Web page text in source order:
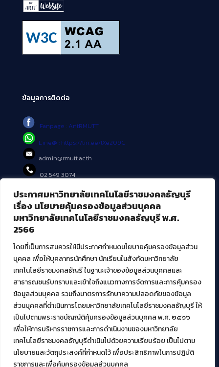
ประกาศมหาวิทยาลัยเทคโนโลยีราชมงคลธัญบุรี
เรื่อง นโยบายคุ้มครองข้อมูลส่วนบุคคล
มหาวิทยาลัยเทคโนโลยีราชมงคลธัญบุรี พ.ศ.
2566
โดยที่เป็นการสมควรให้มีประกาศกำหนดนโยบายคุ้มครองข้อมูลส่วน
บุคคล เพื่อให้บุคลากรนักศึกษา นักเรียนในสังกัดมหาวิทยาลัย
เทคโนโลยีราชมงคลธัญรี ในฐานะเจ้าของข้อมูลส่วนบุคคลและ
สาธารณชนรับทราบและเข้าใจถึงแนวทางการจัดการและการคุ้มครอง
ข้อมูลส่วนบุคคล รวมถึงมาตรการรักษาความปลอดภัยของข้อมูล
ส่วนบุคคลที่ดำเนินการโดยมหาวิทยาลัยเทคโนโลยีราชมงคลธัญบุรี ให้
เป็นไปตามพระราชบัญญัติคุ้มครองข้อมูลส่วนบุคคล พ.ศ. ๒๕๖๖
เพื่อให้การบริหารราชการและการดำเนินงานของมหาวิทยาลัย
เทคโนโลยีราชมงคลธัญบุรีดำเนินไปด้วยความเรียบร้อย เป็นไปตาม
นโยบายและวัตถุประสงค์ที่กำหนดไว้ เพื่อประสิทธิภาพในการปฏิบัติ
ราชการและเพื่อคุ้มครองข้อมูลส่วนบุคคล
ข้อมูลการติดต่อ
Fanpage : AritRMUTT
Line@ : https://lin.ee/tXe209C
admin@rmutt.ac.th
02 549 3074
บริการอื่นๆ ของ สวส.
ศูนย์สื่อดิจิทัล
ศูนย์นวัตกรรมและความรู้
สมัยใหม่ (MoSeC)
งานบริการวิชาการให้กับหน่วยงานภายนอก
โครงการส่งเสริมและพัฒนาผู้ประกอบการ SME โดย. มทร.ธัญบุรี
กิจกรรมการเชื่อมโยงเครือข่ายผู้ให้บริการเครื่องจักรกลทางการ
เกษตร ภายใต้โครงการส่งเสริมการรแปรรูปสินค้าเกษตรระดับชุมชน
กรมส่งเสริมอุตสาหกรรม
โครงการยกระดับเศรษฐกิจและสังคมรายตำบลแบบบูรณาการ (1
ตำบล 1 มหาวิทยาลัย)